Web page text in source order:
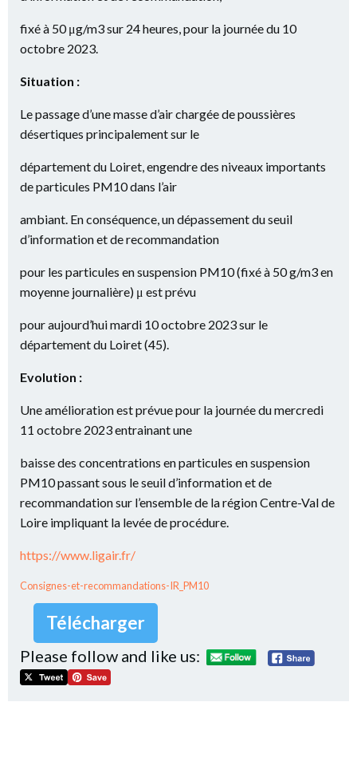
fixé à 50 μg/m3 sur 24 heures, pour la journée du 10
octobre 2023.
Situation :
Le passage d’une masse d’air chargée de poussières
désertiques principalement sur le
département du Loiret, engendre des niveaux importants
de particules PM10 dans l’air
ambiant. En conséquence, un dépassement du seuil
d’information et de recommandation
pour les particules en suspension PM10 (fixé à 50 g/m3 en
moyenne journalière) μ est prévu
pour aujourd’hui mardi 10 octobre 2023 sur le
département du Loiret (45).
Evolution :
Une amélioration est prévue pour la journée du mercredi
11 octobre 2023 entrainant une
baisse des concentrations en particules en suspension
PM10 passant sous le seuil d’information et de
recommandation sur l’ensemble de la région Centre-Val de
Loire impliquant la levée de procédure.
https://www.ligair.fr/
Consignes-et-recommandations-IR_PM10
Télécharger
Please follow and like us: